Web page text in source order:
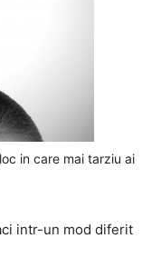
in care mai tarziu ai
intr-un mod diferit